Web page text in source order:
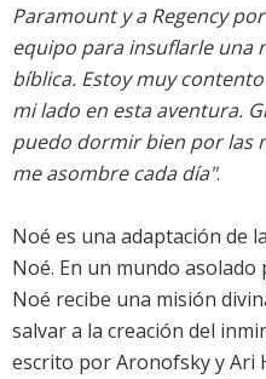
Paramount y a Regency
equipo para insuflarle una
bíblica. Estoy muy
mi lado en esta aventura.
puedo dormir bien por las
me asombre cada día".
Noé es una adaptación de
Noé. En un mundo
Noé recibe una misión
salvar a la creación del
escrito por Aronofsky y Ari